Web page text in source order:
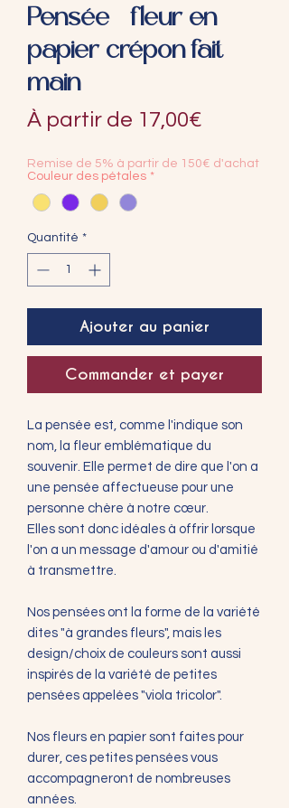
Pensée - fleur en
papier crépon fait
main
À partir de 17,00€
Remise de 5% à partir de 150€ d'achat
Couleur des pétales *
Quantité *
Ajouter au panier
Commander et payer
La pensée est, comme l'indique son
nom, la fleur emblématique du
souvenir. Elle permet de dire que l'on a
une pensée affectueuse pour une
personne chère à notre cœur.
Elles sont donc idéales à offrir lorsque
l'on a un message d'amour ou d'amitié
à transmettre.
Nos pensées ont la forme de la variété
dites "à grandes fleurs", mais les
design/choix de couleurs sont aussi
inspirés de la variété de petites
pensées appelées "viola tricolor".
Nos fleurs en papier sont faites pour
durer, ces petites pensées vous
accompagneront de nombreuses
années.